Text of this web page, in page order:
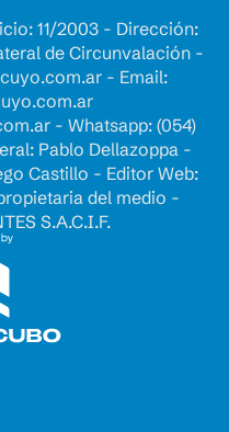
11/2003 - Dirección:
de Circunvalación -
- Email:
- Whatsapp: (054)
Pablo Dellazoppa -
Castillo - Editor Web:
del medio -
S.A.C.I.F.